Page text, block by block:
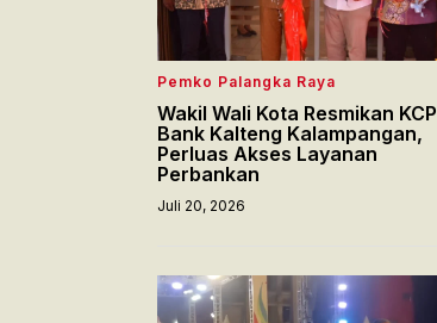
Pemko Palangka Raya
Wakil Wali Kota Resmikan KCP
Bank Kalteng Kalampangan,
Perluas Akses Layanan
Perbankan
Juli 20, 2026